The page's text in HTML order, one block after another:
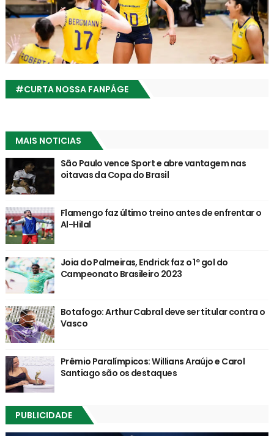
#CURTA NOSSA FANPÁGE
MAIS NOTICIAS
São Paulo vence Sport e abre vantagem nas
oitavas da Copa do Brasil
Flamengo faz último treino antes de enfrentar o
Al-Hilal
Joia do Palmeiras, Endrick faz o 1º gol do
Campeonato Brasileiro 2023
Botafogo: Arthur Cabral deve ser titular contra o
Vasco
Prêmio Paralímpicos: Willians Araújo e Carol
Santiago são os destaques
PUBLICIDADE